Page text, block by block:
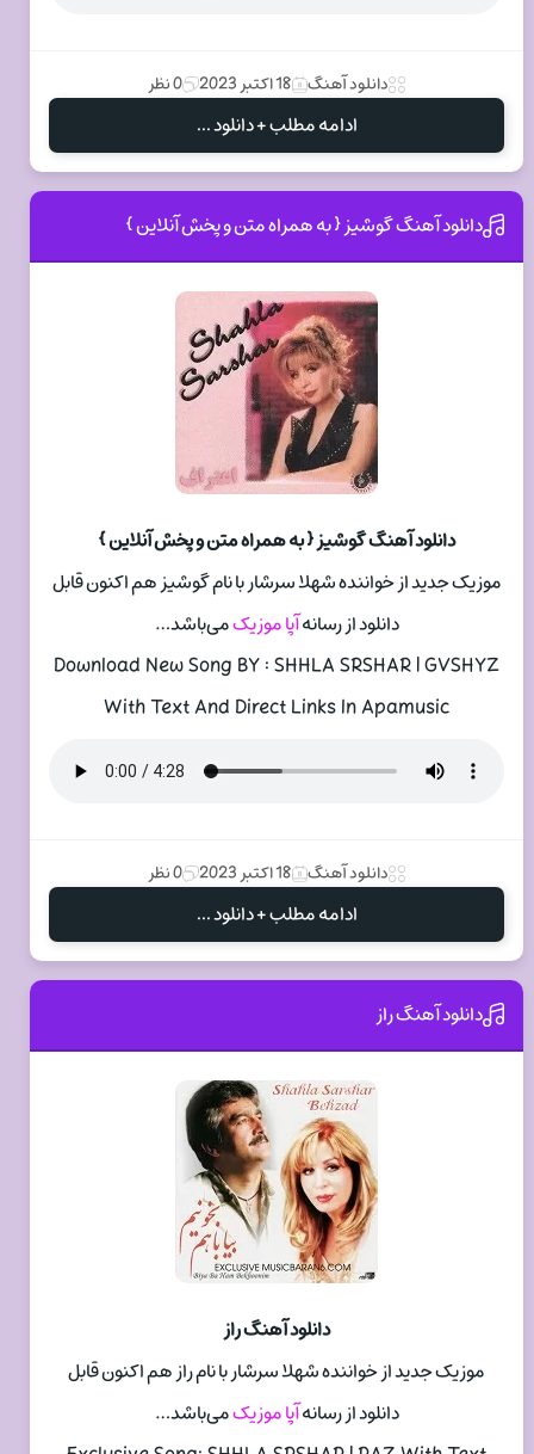
دانلود آهنگ 18 اکتبر 2023 0 نظر
ادامه مطلب + دانلود ...
دانلود آهنگ گوشیز { به همراه متن و پخش آنلاین }
دانلود آهنگ گوشیز { به همراه متن و پخش آنلاین }
موزیک جدید از خواننده شهلا سرشار با نام گوشیز هم اکنون قابل
دانلود از رسانهآپا موزیکمی‌باشد…
Download New Song BY : SHHLA SRSHAR | GVSHYZ
With Text And Direct Links In Apamusic
دانلود آهنگ 18 اکتبر 2023 0 نظر
ادامه مطلب + دانلود ...
دانلود آهنگ راز
دانلود آهنگ راز
موزیک جدید از خواننده شهلا سرشار با نام راز هم اکنون قابل
دانلود از رسانهآپا موزیکمی‌باشد…